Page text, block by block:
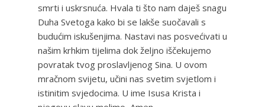
smrti i uskrsnuća. Hvala ti što nam daješ snagu
Duha Svetoga kako bi se lakše suočavali s
budućim iskušenjima. Nastavi nas posvećivati u
našim krhkim tijelima dok željno iščekujemo
povratak tvog proslavljenog Sina. U ovom
mračnom svijetu, učini nas svetim svjetlom i
istinitim svjedocima. U ime Isusa Krista i